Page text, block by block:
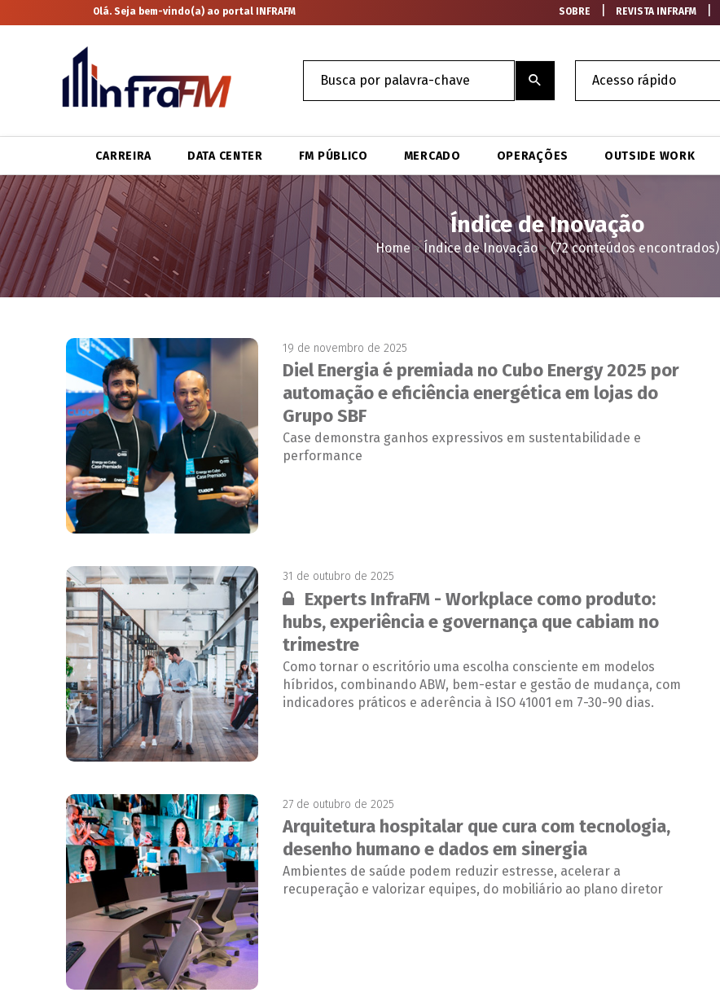
Olá. Seja bem-vindo(a) ao portal INFRAFM SOBRE REVISTA INFRAFM
CARREIRA DATA CENTER FM PÚBLICO MERCADO OPERAÇÕES OUTSIDE WORK
Índice de Inovação
Home>Índice de Inovação>(72 conteúdos encontrados)
19 de novembro de 2025
Diel Energia é premiada no Cubo Energy 2025 por
automação e eficiência energética em lojas do
Grupo SBF
Case demonstra ganhos expressivos em sustentabilidade e
performance
31 de outubro de 2025
Conteúdo restrito:
Experts InfraFM - Workplace como produto:
hubs, experiência e governança que cabiam no
trimestre
Como tornar o escritório uma escolha consciente em modelos
híbridos, combinando ABW, bem-estar e gestão de mudança, com
indicadores práticos e aderência à ISO 41001 em 7-30-90 dias.
27 de outubro de 2025
Arquitetura hospitalar que cura com tecnologia,
desenho humano e dados em sinergia
Ambientes de saúde podem reduzir estresse, acelerar a
recuperação e valorizar equipes, do mobiliário ao plano diretor